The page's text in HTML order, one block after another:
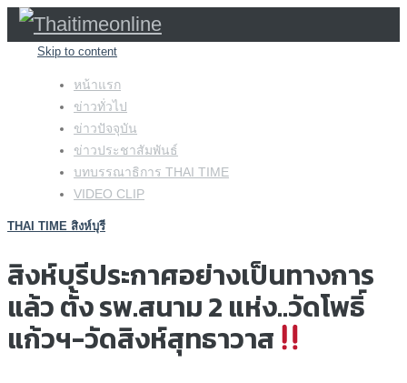
Skip to content
หน้าแรก
ข่าวทั่วไป
ข่าวปัจจุบัน
ข่าวประชาสัมพันธ์
บทบรรณาธิการ THAI TIME
VIDEO CLIP
THAI TIME สิงห์บุรี
สิงห์บุรีประกาศอย่างเป็นทางการ
แล้ว ตั้ง รพ.สนาม 2 แห่ง..วัดโพธิ์
แก้วฯ-วัดสิงห์สุทธาวาส